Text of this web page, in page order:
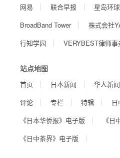
网易
联合早报
星岛环
BroadBand Tower
株式会社
行知学园
VERYBEST律师事
站点地图
首页 日本新闻 华人新闻
评论
专栏 特辑
《日本华侨报》电子版
《日
《日中茶界》电子版